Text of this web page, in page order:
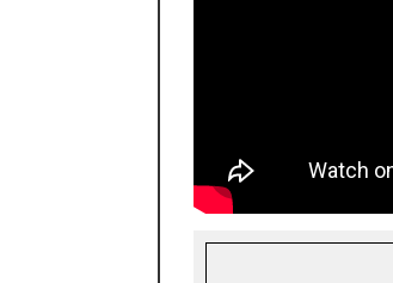
FACEBOOK